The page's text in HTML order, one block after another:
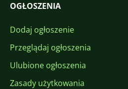
OGŁOSZENIA
Dodaj ogłoszenie
Przeglądaj ogłoszenia
Ulubione ogłoszenia
Zasady użytkowania